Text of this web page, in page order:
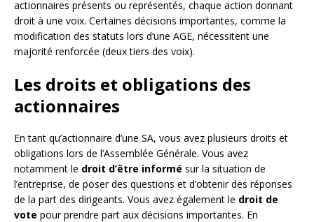
actionnaires présents ou représentés, chaque action donnant
droit à une voix. Certaines décisions importantes, comme la
modification des statuts lors d’une AGE, nécessitent une
majorité renforcée (deux tiers des voix).
Les droits et obligations des
actionnaires
En tant qu’actionnaire d’une SA, vous avez plusieurs droits et
obligations lors de l’Assemblée Générale. Vous avez
notamment le droit d’être informé sur la situation de
l’entreprise, de poser des questions et d’obtenir des réponses
de la part des dirigeants. Vous avez également le droit de
vote pour prendre part aux décisions importantes. En